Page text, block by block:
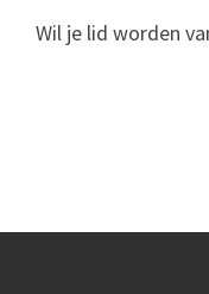
Wil je lid worden